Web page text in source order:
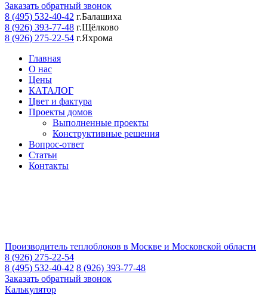
Заказать обратный звонок
8 (495) 532-40-42 г.Балашиха
8 (926) 393-77-48 г.Щёлково
8 (926) 275-22-54 г.Яхрома
Главная
О нас
Цены
КАТАЛОГ
Цвет и фактура
Проекты домов
Выполненные проекты
Конструктивные решения
Вопрос-ответ
Статьи
Контакты
Производитель теплоблоков в Москве и Московской области
8 (926) 275-22-54
8 (495) 532-40-42 8 (926) 393-77-48
Заказать обратный звонок
Калькулятор